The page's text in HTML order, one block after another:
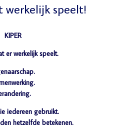
werkelijk speelt!
KIPER
er werkelijk speelt.
iedereen gebruikt.
hetzelfde betekenen.